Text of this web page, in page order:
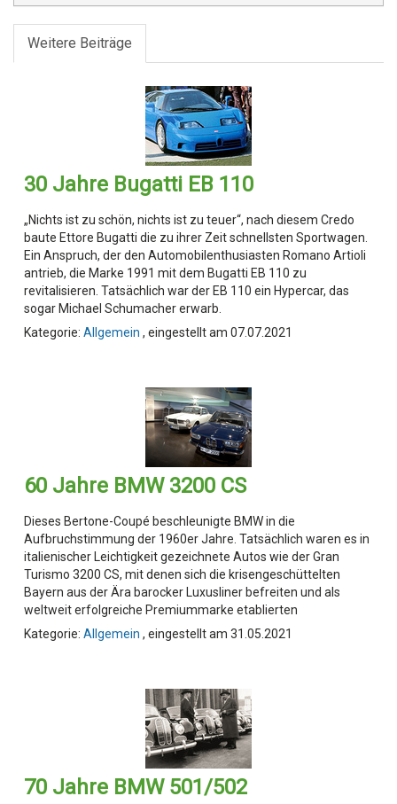
Weitere Beiträge
30 Jahre Bugatti EB 110
„Nichts ist zu schön, nichts ist zu teuer“, nach diesem Credo
baute Ettore Bugatti die zu ihrer Zeit schnellsten Sportwagen.
Ein Anspruch, der den Automobilenthusiasten Romano Artioli
antrieb, die Marke 1991 mit dem Bugatti EB 110 zu
revitalisieren. Tatsächlich war der EB 110 ein Hypercar, das
sogar Michael Schumacher erwarb.
Kategorie: Allgemein , eingestellt am 07.07.2021
60 Jahre BMW 3200 CS
Dieses Bertone-Coupé beschleunigte BMW in die
Aufbruchstimmung der 1960er Jahre. Tatsächlich waren es in
italienischer Leichtigkeit gezeichnete Autos wie der Gran
Turismo 3200 CS, mit denen sich die krisengeschüttelten
Bayern aus der Ära barocker Luxusliner befreiten und als
weltweit erfolgreiche Premiummarke etablierten
Kategorie: Allgemein , eingestellt am 31.05.2021
70 Jahre BMW 501/502